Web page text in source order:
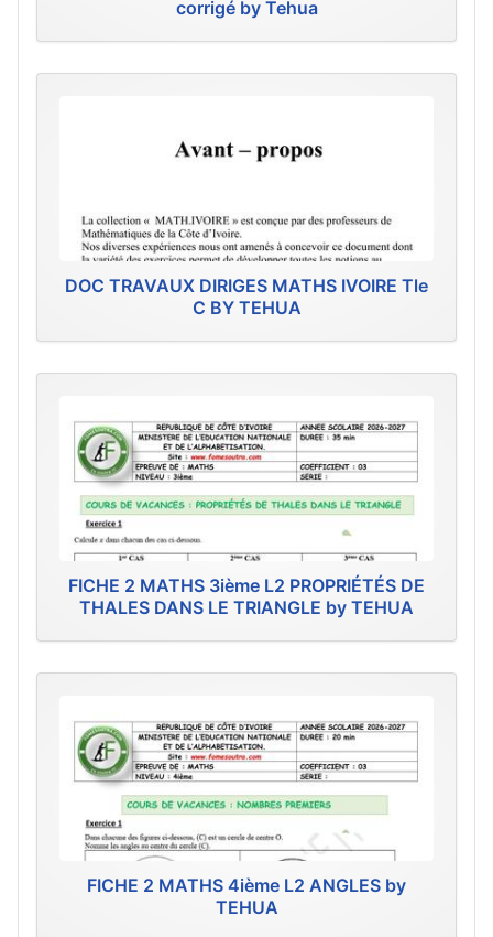
corrigé by Tehua
DOC TRAVAUX DIRIGES MATHS IVOIRE Tle
C BY TEHUA
FICHE 2 MATHS 3ième L2 PROPRIÉTÉS DE
THALES DANS LE TRIANGLE by TEHUA
FICHE 2 MATHS 4ième L2 ANGLES by
TEHUA